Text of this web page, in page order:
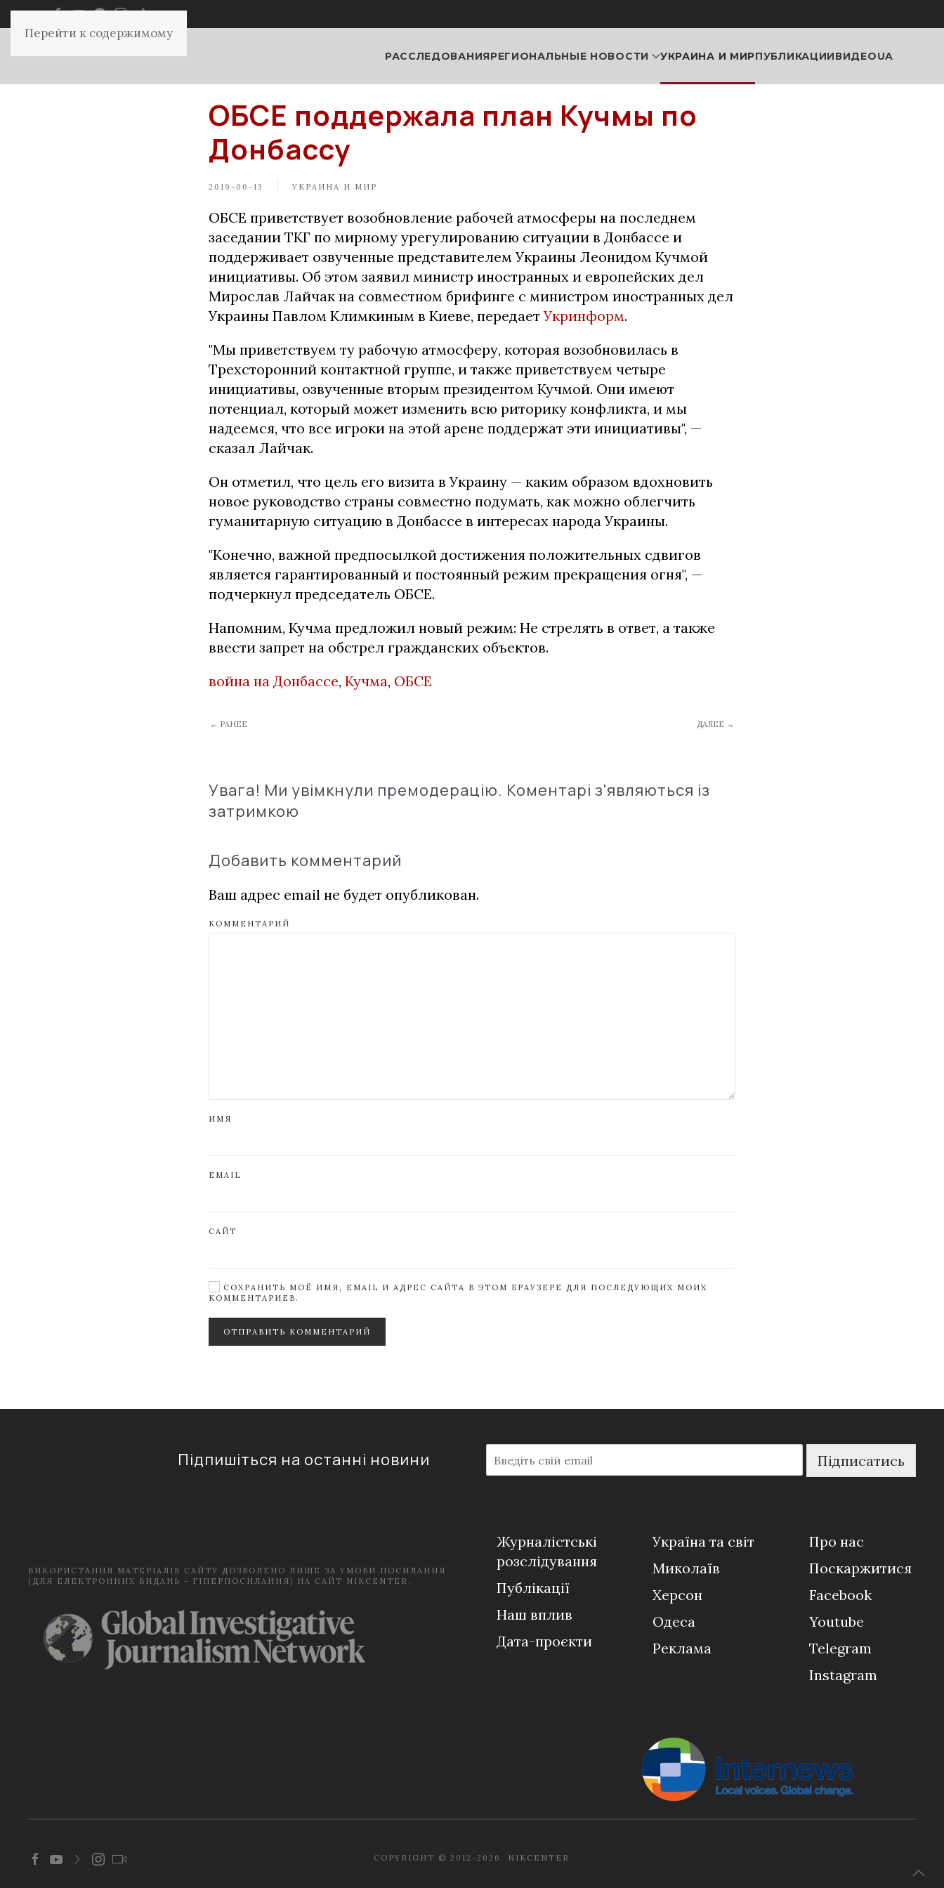
Перейти к содержимому
РАССЛЕДОВАНИЯРЕГИОНАЛЬНЫЕ НОВОСТИ УКРАИНА И МИРПУБЛИКАЦИИВИДЕОUA
ОБСЕ поддержала план Кучмы по
Донбассу
2019-06-13 УКРАИНА И МИР
ОБСЕ приветствует возобновление рабочей атмосферы на последнем
заседании ТКГ по мирному урегулированию ситуации в Донбассе и
поддерживает озвученные представителем Украины Леонидом Кучмой
инициативы. Об этом заявил министр иностранных и европейских дел
Мирослав Лайчак на совместном брифинге с министром иностранных дел
Украины Павлом Климкиным в Киеве, передаетУкринформ.
"Мы приветствуем ту рабочую атмосферу, которая возобновилась в
Трехсторонний контактной группе, и также приветствуем четыре
инициативы, озвученные вторым президентом Кучмой. Они имеют
потенциал, который может изменить всю риторику конфликта, и мы
надеемся, что все игроки на этой арене поддержат эти инициативы", —
сказал Лайчак.
Он отметил, что цель его визита в Украину — каким образом вдохновить
новое руководство страны совместно подумать, как можно облегчить
гуманитарную ситуацию в Донбассе в интересах народа Украины.
"Конечно, важной предпосылкой достижения положительных сдвигов
является гарантированный и постоянный режим прекращения огня", —
подчеркнул председатель ОБСЕ.
Напомним, Кучма предложил новый режим: Не стрелять в ответ, а также
ввести запрет на обстрел гражданских объектов.
война на Донбассе, Кучма, ОБСЕ
← РАНЕЕ ДАЛЕЕ →
Увага! Ми увімкнули премодерацію. Коментарі з'являються із
затримкою
Добавить комментарий
Ваш адрес email не будет опубликован.
КОММЕНТАРИЙ
ИМЯ
EMAIL
САЙТ
СОХРАНИТЬ МОЁ ИМЯ, EMAIL И АДРЕС САЙТА В ЭТОМ БРАУЗЕРЕ ДЛЯ ПОСЛЕДУЮЩИХ МОИХ
КОММЕНТАРИЕВ.
ОТПРАВИТЬ КОММЕНТАРИЙ
Підпишіться на останні новини
m
a
Підписатись
ВИКОРИСТАННЯ МАТЕРІАЛІВ САЙТУ ДОЗВОЛЕНО ЛИШЕ ЗА УМОВИ ПОСИЛАННЯ
(ДЛЯ ЕЛЕКТРОННИХ ВИДАНЬ - ГІПЕРПОСИЛАННЯ) НА САЙТ NIKCENTER.
Журналістські
розслідування
Публікації
Наш вплив
Дата-проєкти
Україна та світ
Миколаїв
Херсон
Одеса
Реклама
Про нас
Поскаржитися
Facebook
Youtube
Telegram
Instagram
COPYRIGHT © 2012-2026. NIKCENTER